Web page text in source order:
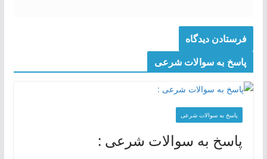
پاسخ به سوالات شرعی
پاسخ به سوالات شرعی
پاسخ به سوالات شرعی :